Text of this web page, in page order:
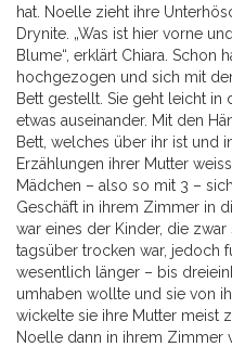
hat. Noelle zieht ihre
Drynite. „Was ist hier vorne
Blume“, erklärt Chiara. Schon
hochgezogen und sich mit
Bett gestellt. Sie geht leicht in
etwas auseinander. Mit den
Bett, welches über ihr ist und
Erzählungen ihrer Mutter
Mädchen – also so mit 3 –
Geschäft in ihrem Zimmer in
war eines der Kinder, die
tagsüber trocken war, jedoch
wesentlich länger – bis
umhaben wollte und sie von
wickelte sie ihre Mutter meist
Noelle dann in ihrem Zimmer